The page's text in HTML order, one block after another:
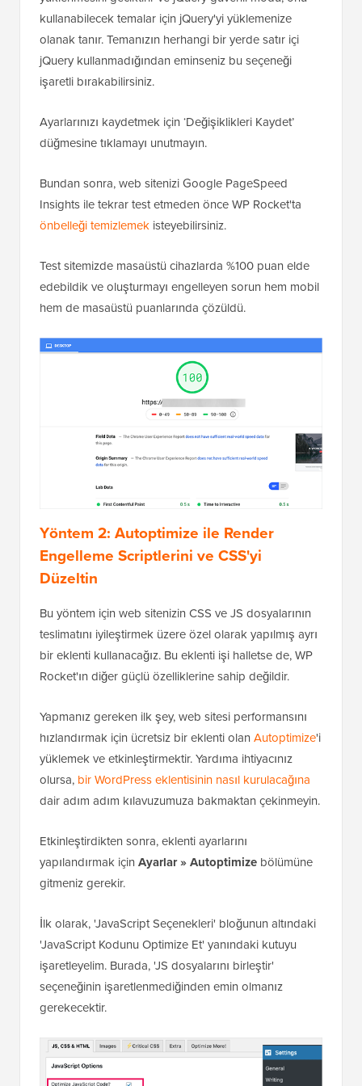
kullanabilecek temalar için jQuery'yi yüklemenize
olanak tanır. Temanızın herhangi bir yerde satır içi
jQuery kullanmadığından eminseniz bu seçeneği
işaretli bırakabilirsiniz.
Ayarlarınızı kaydetmek için ‘Değişiklikleri Kaydet’
düğmesine tıklamayı unutmayın.
Bundan sonra, web sitenizi Google PageSpeed
Insights ile tekrar test etmeden önce WP Rocket'ta
önbelleği temizlemek isteyebilirsiniz.
Test sitemizde masaüstü cihazlarda %100 puan elde
edebildik ve oluşturmayı engelleyen sorun hem mobil
hem de masaüstü puanlarında çözüldü.
Yöntem 2: Autoptimize ile Render
Engelleme Scriptlerini ve CSS'yi
Düzeltin
Bu yöntem için web sitenizin CSS ve JS dosyalarının
teslimatını iyileştirmek üzere özel olarak yapılmış ayrı
bir eklenti kullanacağız. Bu eklenti işi halletse de, WP
Rocket'ın diğer güçlü özelliklerine sahip değildir.
Yapmanız gereken ilk şey, web sitesi performansını
hızlandırmak için ücretsiz bir eklenti olan Autoptimize'i
yüklemek ve etkinleştirmektir. Yardıma ihtiyacınız
olursa, bir WordPress eklentisinin nasıl kurulacağına
dair adım adım kılavuzumuza bakmaktan çekinmeyin.
Etkinleştirdikten sonra, eklenti ayarlarını
yapılandırmak için Ayarlar » Autoptimize bölümüne
gitmeniz gerekir.
İlk olarak, 'JavaScript Seçenekleri' bloğunun altındaki
'JavaScript Kodunu Optimize Et' yanındaki kutuyu
işaretleyelim. Burada, 'JS dosyalarını birleştir'
seçeneğinin işaretlenmediğinden emin olmanız
gerekecektir.